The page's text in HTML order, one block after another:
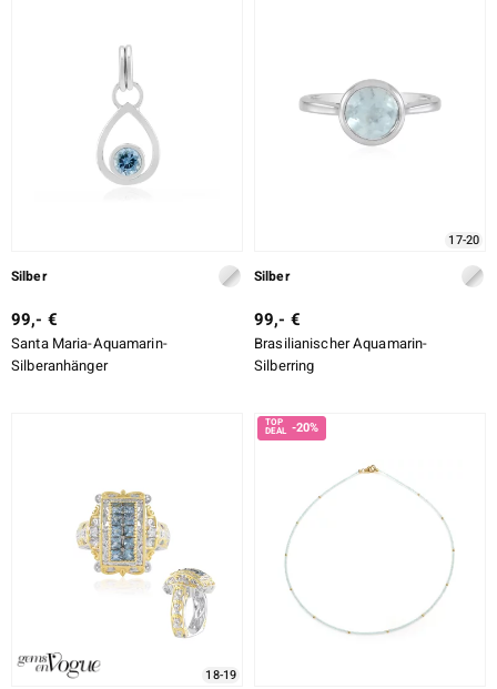
SCHLIFF DETAILLIERT
Silber
99,- €
Santa Maria-Aquamarin-
Silberanhänger
17-20
Silber
99,- €
Brasilianischer Aquamarin-
Silberring
18-19
-20%